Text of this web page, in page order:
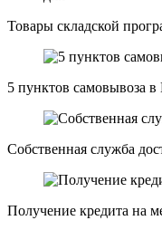
Товары складской
5 пунктов самовывоза
Собственная служба
Получение кредита на